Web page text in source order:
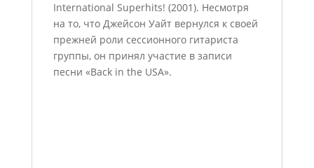
International Superhits! (2001). Несмотря
на то, что Джейсон Уайт вернулся к своей
прежней роли сессионного гитариста
группы, он принял участие в записи
песни «Back in the USA».